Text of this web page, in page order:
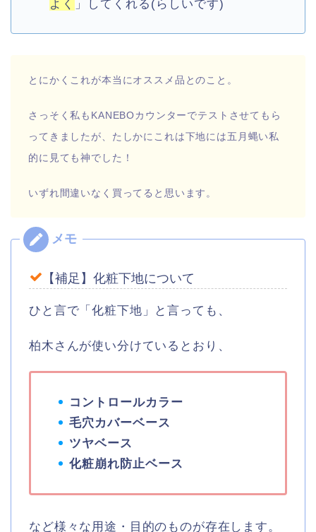
よく 」してくれる(らしいです)
とにかくこれが本当にオススメ品とのこと。
さっそく私もKANEBOカウンターでテストさせてもら
ってきましたが、たしかにこれは下地には五月蝿い私
的に見ても神でした！
いずれ間違いなく買ってると思います。
【補足】化粧下地について
ひと言で「化粧下地」と言っても、
柏木さんが使い分けているとおり、
コントロールカラー
毛穴カバーベース
ツヤベース
化粧崩れ防止ベース
など様々な用途・目的のものが存在します。